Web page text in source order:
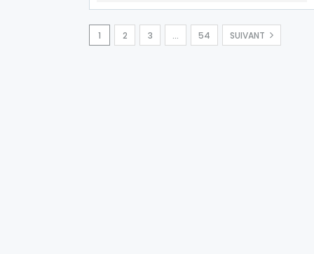
1 2 3 … 54 SUIVANT